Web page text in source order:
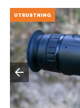
UTRUSTNING